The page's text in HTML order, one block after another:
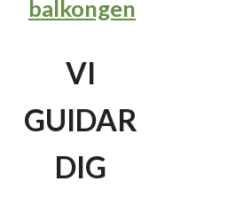
balkongen
VI
GUIDAR
DIG